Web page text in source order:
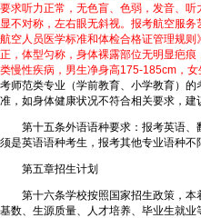
要求听力正常，无色盲、色弱，发音、
显不对称，左右眼无斜视。报考航空服
航空人员医学标准和体检合格证管理规
正，体型匀称，身体裸露部位无明显疤
类慢性疾病，男生净身高175-185cm，
考师范类专业（学前教育、小学教育）
准，如身体健康状况不符合相关要求，建
第十五条外语语种要求：报考英语、
须是英语语种考生，报考其他专业语种不
第五章招生计划
第十六条学校按照国家招生政策，本
基数、生源质量、人才培养、毕业生就